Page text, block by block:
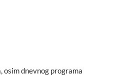
osim dnevnog programa